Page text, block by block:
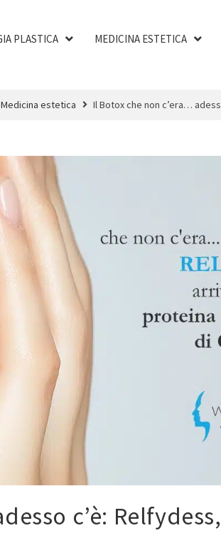
PLASTICA MEDICINA ESTETICA
Medicina estetica Il Botox che non c’era…
c’è: